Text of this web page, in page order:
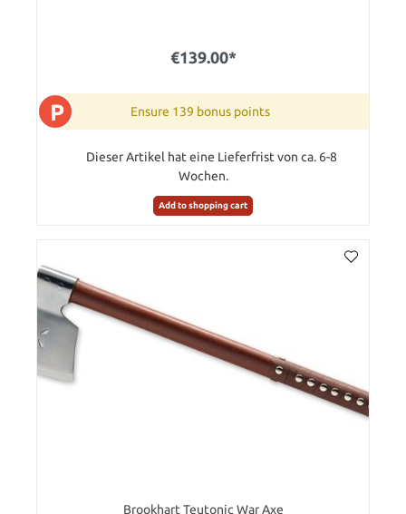
€139.00*
P Ensure 139 bonus points
Dieser Artikel hat eine Lieferfrist von ca. 6-8
Wochen.
Add to shopping cart
Brookhart Teutonic War Axe